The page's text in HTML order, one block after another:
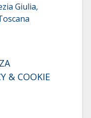
Giulia,
& COOKIE